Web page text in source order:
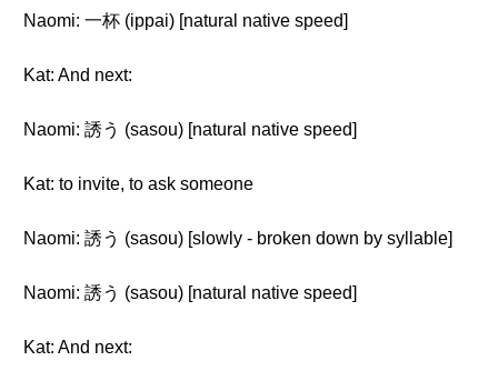
Naomi: 一杯 (ippai) [natural native speed]
Kat: And next:
Naomi: 誘う (sasou) [natural native speed]
Kat: to invite, to ask someone
Naomi: 誘う (sasou) [slowly - broken down by syllable]
Naomi: 誘う (sasou) [natural native speed]
Kat: And next: